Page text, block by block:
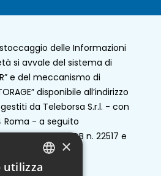
delle Informazioni
si avvale del sistema di
e del meccanismo di
disponibile all’indirizzo
gestiti da Teleborsa S.r.l. - con
Roma - a seguito
delibere CONSOB n. 22517 e
×
utilizza